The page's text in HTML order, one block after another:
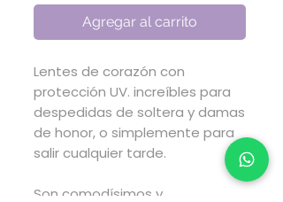
Agregar al carrito
Lentes de corazón con
protección UV. increíbles para
despedidas de soltera y damas
de honor, o simplemente para
salir cualquier tarde.
Son comodísimos y